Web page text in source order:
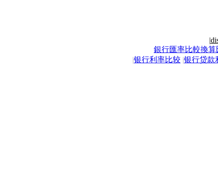
|
銀行匯率比較換算
|银行利率比较 |银行贷款